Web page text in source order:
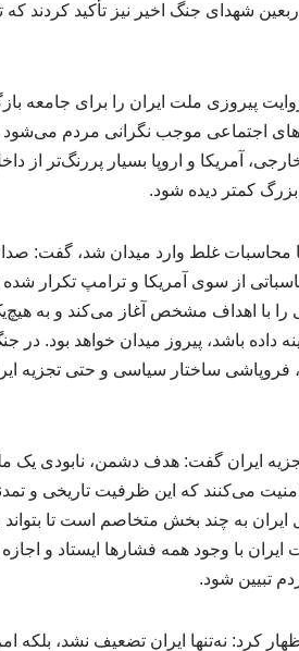
شهدای جنگ اخیر نیز تأکید کردند که
پیروزی ملت ایران را برای جامعه
اجتماعی موجب نگرانی مردم می‌شود
آمریکا و اروپا بسیار پررنگ‌تر از
کمتر دیده شود.
محاسبات غلط وارد میدان شد، گفت:
از سوی آمریکا و ترامپ تکرار
با اهداف مشخص آغاز می‌کند و به
باشد، پیروز میدان خواهد بود. در
ساختار سیاسی و حتی تجزیه
ایران گفت: هدف دشمن، نابودی یک
می‌کنند که این ظرفیت تاریخی و
به چند بخش متخاصم است تا بتواند
با وجود همه فشارها ایستاد و
تبیین شود.
کرد: نه‌تنها ایران تضعیف نشد، بلکه